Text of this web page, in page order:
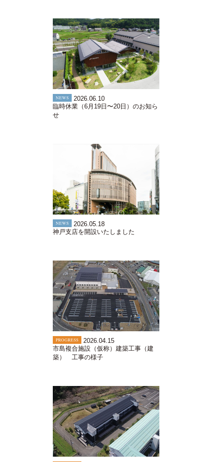
NEWS
2026.06.10
臨時休業（6月19日〜20日）のお知ら
せ
NEWS
2026.05.18
神戸支店を開設いたしました
PROGRESS
2026.04.15
市島複合施設（仮称）建築工事（建
築） 工事の様子